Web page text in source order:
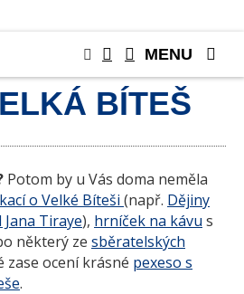
E-SHOP
BÍTEŠ
Potom by u Vás doma neměla
o Velké Bíteši (např. Dějiny
Tiraye), hrníček na kávu s
některý ze sběratelských
zase ocení krásné pexeso s
.
MENU